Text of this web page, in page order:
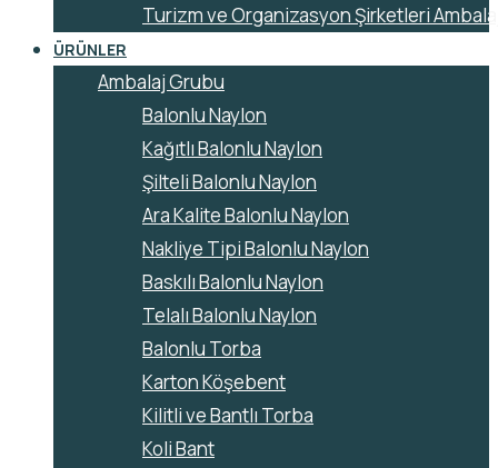
Turizm ve Organizasyon Şirketleri
ÜRÜNLER
Ambalaj Grubu
Balonlu Naylon
Kağıtlı Balonlu Naylon
Şilteli Balonlu Naylon
Ara Kalite Balonlu Naylon
Nakliye Tipi Balonlu Naylon
Baskılı Balonlu Naylon
Telalı Balonlu Naylon
Balonlu Torba
Karton Köşebent
Kilitli ve Bantlı Torba
Koli Bant